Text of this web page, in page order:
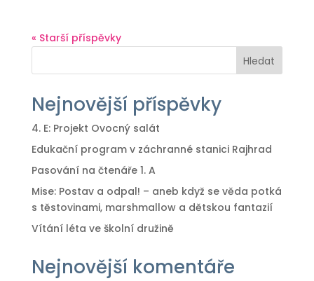
« Starší příspěvky
Hledat
Nejnovější příspěvky
4. E: Projekt Ovocný salát
Edukační program v záchranné stanici Rajhrad
Pasování na čtenáře 1. A
Mise: Postav a odpal! – aneb když se věda potká
s těstovinami, marshmallow a dětskou fantazií
Vítání léta ve školní družině
Nejnovější komentáře